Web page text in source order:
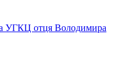
УГКЦ отця Володимира